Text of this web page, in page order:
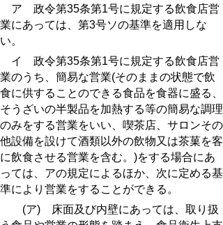
ア 政令第35条第1号に規定する飲食店営
業にあっては、 第3号ソの基準を適用しな
い。
イ 政令第35条第1号に規定する飲食店営
業のうち、簡易な営業(そのままの状態で飲
食に供することのできる食品を食器に盛る、
そうざいの半製品を加熱する等の簡易な調理
のみをする営業をいい、喫茶店、サロンその
他設備を設けて酒類以外の飲物又は茶菓を客
に飲食させる営業を含む。)をする場合にあ
っては、アの規定によるほか、次に定める基
準により営業をすることができる。
(ア) 床面及び内壁にあっては、取り扱